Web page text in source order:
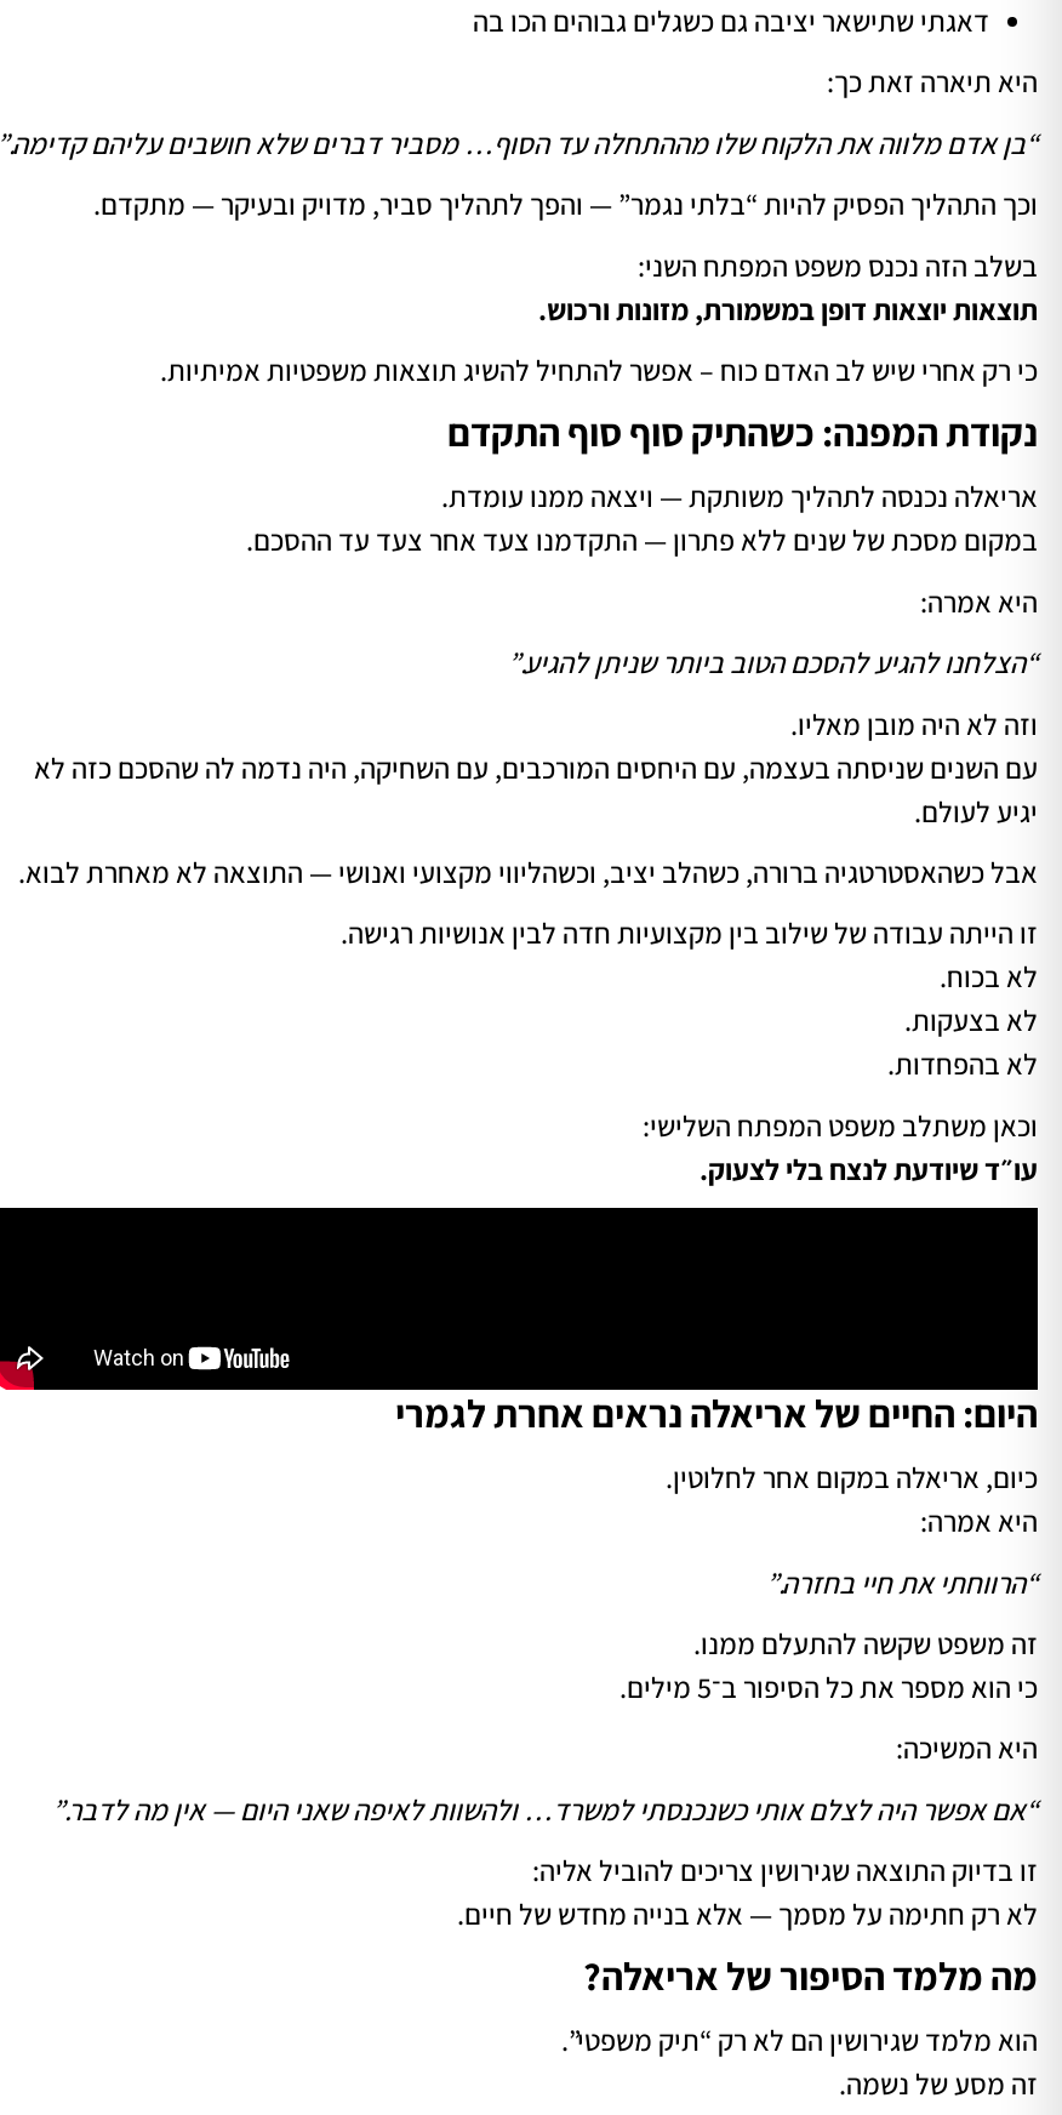
דאגתי שתישאר יציבה גם כשגלים גבוהים הכו בה
היא תיארה זאת כך:
“בן אדם מלווה את הלקוח שלו מההתחלה עד הסוף… מסביר דברים שלא חושבים עליהם קדימה.”
וכך התהליך הפסיק להיות “בלתי נגמר” — והפך לתהליך סביר, מדויק ובעיקר — מתקדם.
בשלב הזה נכנס משפט המפתח השני:
תוצאות יוצאות דופן במשמורת, מזונות ורכוש.
כי רק אחרי שיש לב האדם כוח – אפשר להתחיל להשיג תוצאות משפטיות אמיתיות.
נקודת המפנה: כשהתיק סוף סוף התקדם
אריאלה נכנסה לתהליך משותקת — ויצאה ממנו עומדת.
במקום מסכת של שנים ללא פתרון — התקדמנו צעד אחר צעד עד ההסכם.
היא אמרה:
“הצלחנו להגיע להסכם הטוב ביותר שניתן להגיע.”
וזה לא היה מובן מאליו.
עם השנים שניסתה בעצמה, עם היחסים המורכבים, עם השחיקה, היה נדמה לה שהסכם כזה לא
יגיע לעולם.
אבל כשהאסטרטגיה ברורה, כשהלב יציב, וכשהליווי מקצועי ואנושי — התוצאה לא מאחרת לבוא.
זו הייתה עבודה של שילוב בין מקצועיות חדה לבין אנושיות רגישה.
לא בכוח.
לא בצעקות.
לא בהפחדות.
וכאן משתלב משפט המפתח השלישי:
עו״ד שיודעת לנצח בלי לצעוק.
היום: החיים של אריאלה נראים אחרת לגמרי
כיום, אריאלה במקום אחר לחלוטין.
היא אמרה:
“הרווחתי את חיי בחזרה.”
זה משפט שקשה להתעלם ממנו.
כי הוא מספר את כל הסיפור ב־5 מילים.
היא המשיכה:
“אם אפשר היה לצלם אותי כשנכנסתי למשרד… ולהשוות לאיפה שאני היום — אין מה לדבר.”
זו בדיוק התוצאה שגירושין צריכים להוביל אליה:
לא רק חתימה על מסמך — אלא בנייה מחדש של חיים.
מה מלמד הסיפור של אריאלה?
הוא מלמד שגירושין הם לא רק “תיק משפטי”.
זה מסע של נשמה.